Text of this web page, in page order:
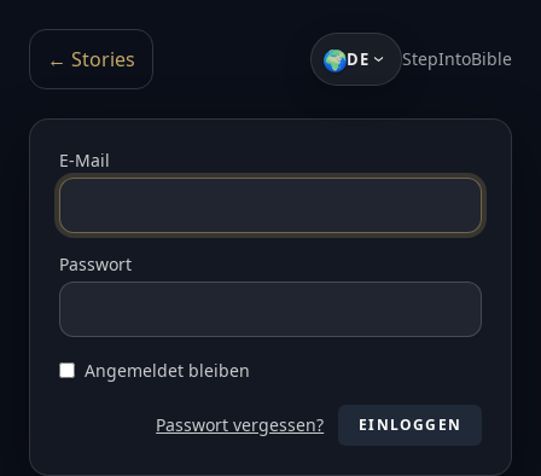
← Stories 🌍DE StepIntoBible
E-Mail
Passwort
Angemeldet bleiben
Passwort vergessen? EINLOGGEN